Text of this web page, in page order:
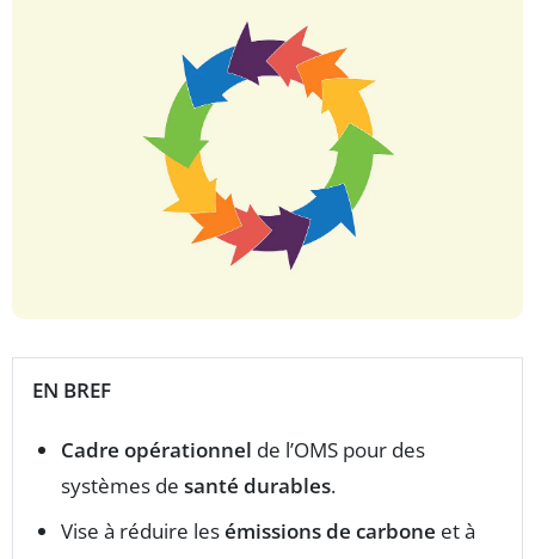
EN BREF
Cadre opérationnel de l’OMS pour des
systèmes de santé durables.
Vise à réduire lesémissions de carbone et à